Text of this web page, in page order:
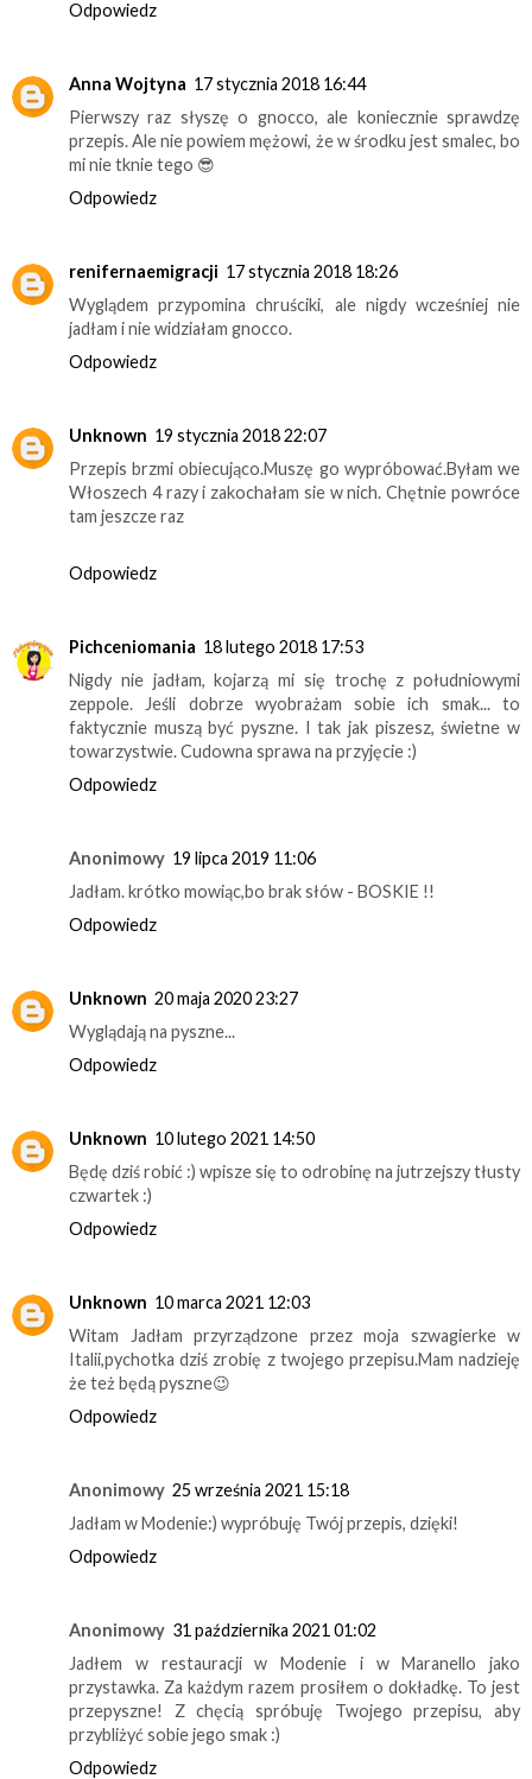
Odpowiedz
Anna Wojtyna 17 stycznia 2018 16:44
Pierwszy raz słyszę o gnocco, ale koniecznie sprawdzę
przepis. Ale nie powiem mężowi, że w środku jest smalec, bo
mi nie tknie tego 😎
Odpowiedz
renifernaemigracji 17 stycznia 2018 18:26
Wyglądem przypomina chruściki, ale nigdy wcześniej nie
jadłam i nie widziałam gnocco.
Odpowiedz
Unknown 19 stycznia 2018 22:07
Przepis brzmi obiecująco.Muszę go wypróbować.Byłam we
Włoszech 4 razy i zakochałam sie w nich. Chętnie powróce
tam jeszcze raz
Odpowiedz
Pichceniomania 18 lutego 2018 17:53
Nigdy nie jadłam, kojarzą mi się trochę z południowymi
zeppole. Jeśli dobrze wyobrażam sobie ich smak... to
faktycznie muszą być pyszne. I tak jak piszesz, świetne w
towarzystwie. Cudowna sprawa na przyjęcie :)
Odpowiedz
Anonimowy 19 lipca 2019 11:06
Jadłam. krótko mowiąc,bo brak słów - BOSKIE !!
Odpowiedz
Unknown 20 maja 2020 23:27
Wyglądają na pyszne...
Odpowiedz
Unknown 10 lutego 2021 14:50
Będę dziś robić :) wpisze się to odrobinę na jutrzejszy tłusty
czwartek :)
Odpowiedz
Unknown 10 marca 2021 12:03
Witam Jadłam przyrządzone przez moja szwagierke w
Italii,pychotka dziś zrobię z twojego przepisu.Mam nadzieję
że też będą pyszne😉
Odpowiedz
Anonimowy 25 września 2021 15:18
Jadłam w Modenie:) wypróbuję Twój przepis, dzięki!
Odpowiedz
Anonimowy 31 października 2021 01:02
Jadłem w restauracji w Modenie i w Maranello jako
przystawka. Za każdym razem prosiłem o dokładkę. To jest
przepyszne! Z chęcią spróbuję Twojego przepisu, aby
przybliżyć sobie jego smak :)
Odpowiedz